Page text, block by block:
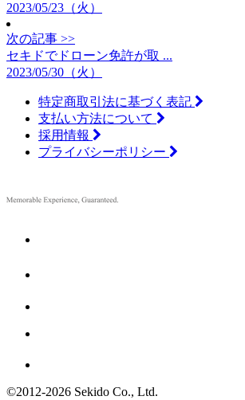
2023/05/23（火）
次の記事 >>
セキドでドローン免許が取 ...
2023/05/30（火）
特定商取引法に基づく表記
支払い方法について
採用情報
プライバシーポリシー
©2012-2026 Sekido Co., Ltd.